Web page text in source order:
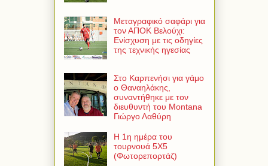
Μεταγραφικό σαφάρι για
τον ΑΠΟΚ Βελούχι:
Ενίσχυση με τις οδηγίες
της τεχνικής ηγεσίας
Στο Καρπενήσι για γάμο
ο Θαναηλάκης,
συναντήθηκε με τον
διευθυντή του Montana
Γιώργο Λαθύρη
Η 1η ημέρα του
τουρνουά 5Χ5
(Φωτορεπορτάζ)